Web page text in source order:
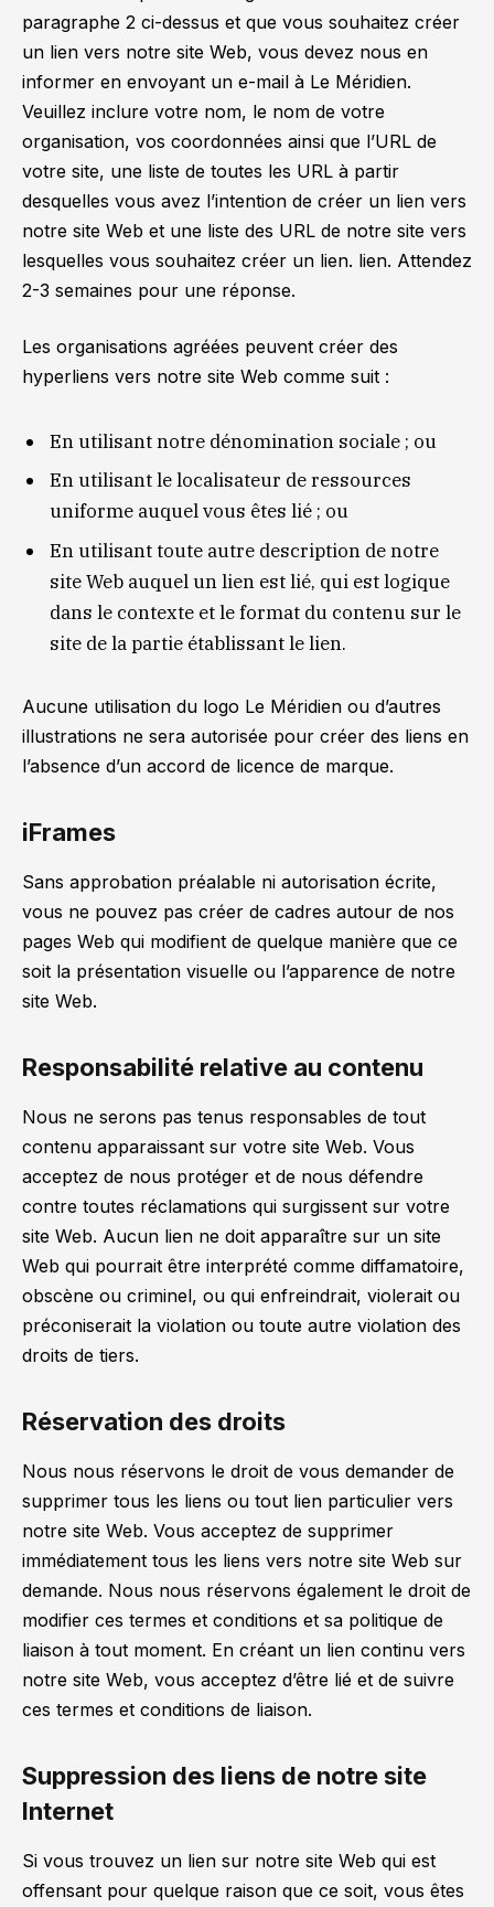
paragraphe 2 ci-dessus et que vous souhaitez créer
un lien vers notre site Web, vous devez nous en
informer en envoyant un e-mail à Le Méridien.
Veuillez inclure votre nom, le nom de votre
organisation, vos coordonnées ainsi que l’URL de
votre site, une liste de toutes les URL à partir
desquelles vous avez l’intention de créer un lien vers
notre site Web et une liste des URL de notre site vers
lesquelles vous souhaitez créer un lien. lien. Attendez
2-3 semaines pour une réponse.
Les organisations agréées peuvent créer des
hyperliens vers notre site Web comme suit :
En utilisant notre dénomination sociale ; ou
En utilisant le localisateur de ressources
uniforme auquel vous êtes lié ; ou
En utilisant toute autre description de notre
site Web auquel un lien est lié, qui est logique
dans le contexte et le format du contenu sur le
site de la partie établissant le lien.
Aucune utilisation du logo Le Méridien ou d’autres
illustrations ne sera autorisée pour créer des liens en
l’absence d’un accord de licence de marque.
iFrames
Sans approbation préalable ni autorisation écrite,
vous ne pouvez pas créer de cadres autour de nos
pages Web qui modifient de quelque manière que ce
soit la présentation visuelle ou l’apparence de notre
site Web.
Responsabilité relative au contenu
Nous ne serons pas tenus responsables de tout
contenu apparaissant sur votre site Web. Vous
acceptez de nous protéger et de nous défendre
contre toutes réclamations qui surgissent sur votre
site Web. Aucun lien ne doit apparaître sur un site
Web qui pourrait être interprété comme diffamatoire,
obscène ou criminel, ou qui enfreindrait, violerait ou
préconiserait la violation ou toute autre violation des
droits de tiers.
Réservation des droits
Nous nous réservons le droit de vous demander de
supprimer tous les liens ou tout lien particulier vers
notre site Web. Vous acceptez de supprimer
immédiatement tous les liens vers notre site Web sur
demande. Nous nous réservons également le droit de
modifier ces termes et conditions et sa politique de
liaison à tout moment. En créant un lien continu vers
notre site Web, vous acceptez d’être lié et de suivre
ces termes et conditions de liaison.
Suppression des liens de notre site
Internet
Si vous trouvez un lien sur notre site Web qui est
offensant pour quelque raison que ce soit, vous êtes